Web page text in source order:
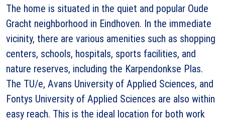
The home is situated in the quiet and popular Oude
Gracht neighborhood in Eindhoven. In the immediate
vicinity, there are various amenities such as shopping
centers, schools, hospitals, sports facilities, and
nature reserves, including the Karpendonkse Plas.
The TU/e, Avans University of Applied Sciences, and
Fontys University of Applied Sciences are also within
easy reach. This is the ideal location for both work